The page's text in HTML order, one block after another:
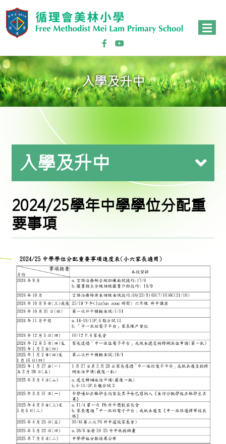
入學及升中
入學及升中
2024/25學年中學學位分配重
要事項